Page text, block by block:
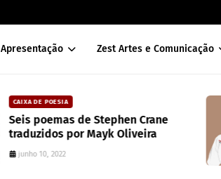
Apresentação Zest Artes e Comunicação
CAIXA DE POESIA
Seis poemas de Stephen Crane
traduzidos por Mayk Oliveira
junho 10, 2022